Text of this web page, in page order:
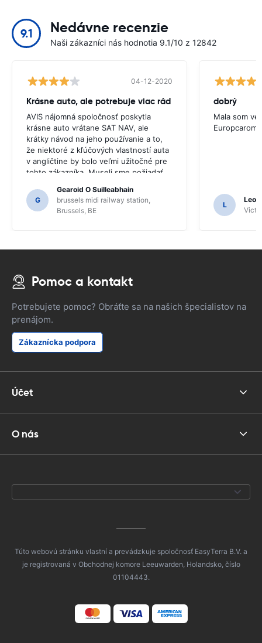
9.1 Nedávne recenzie
Naši zákazníci nás hodnotia 9.1/10 z 12842
04-12-2020
Krásne auto, ale potrebuje viac rád
AVIS nájomná spoločnosť poskytla
krásne auto vrátane SAT NAV, ale
krátky návod na jeho používanie a to,
že niektoré z kľúčových vlastností auta
v angličtine by bolo veľmi užitočné pre
tohto zákazníka. Museli sme požiadať
usmernenie a len preto, že sme
nemuseli zistiť funkcie SAT NAV.
G
Gearoid O Suilleabhain
brussels midi railway station,
Brussels, BE
dobrý
Mala som
Europcarom
L
Pomoc a kontakt
Potrebujete pomoc? Obráťte sa na našich špecialistov na
prenájom.
Zákaznícka podpora
Účet
O nás
Túto webovú stránku vlastní a prevádzkuje spoločnosť EasyTerra B.V. a
je registrovaná v Obchodnej komore Leeuwarden, Holandsko, číslo
01104443.